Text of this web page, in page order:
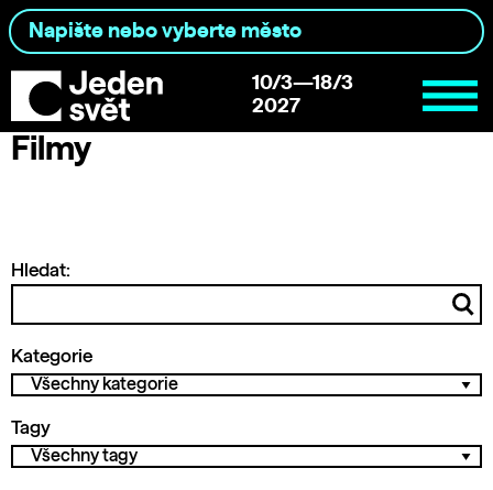
10/3—18/3
2027
Filmy
Hledat:
Kategorie
Tagy